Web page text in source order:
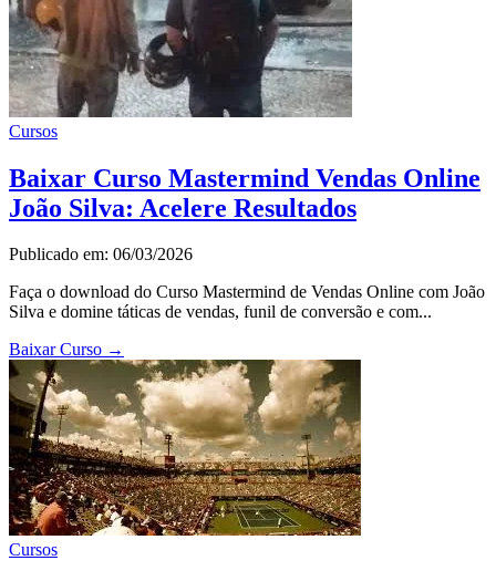
Cursos
Baixar Curso Mastermind Vendas Online
João Silva: Acelere Resultados
Publicado em: 06/03/2026
Faça o download do Curso Mastermind de Vendas Online com João
Silva e domine táticas de vendas, funil de conversão e com...
Baixar Curso →
Cursos